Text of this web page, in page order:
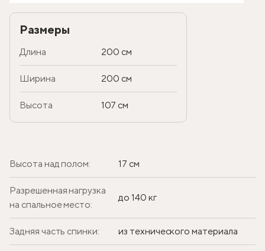
Размеры
Длина 200 см
Ширина 200 см
Высота 107 см
Высота над полом: 17 см
Разрешенная нагрузка
на спальное место:
до 140 кг
Задняя часть спинки: из технического материала